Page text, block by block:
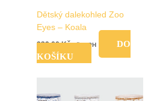
Dětský dalekohled Zoo
Eyes – Koala
939,00Kč vč. DPH
DO
KOŠÍKU